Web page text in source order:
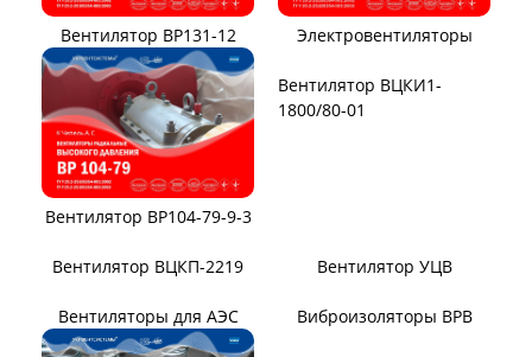
Вентилятор ВР131-12 Электровентиляторы
Вентилятор ВР104-79-9-3